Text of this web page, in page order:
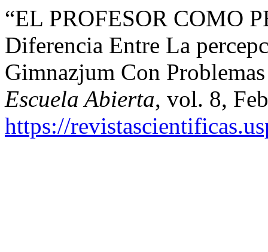
“EL PROFESOR COMO
Diferencia Entre La
Gimnazjum Con
Escuela Abierta, vol. 8,
https://